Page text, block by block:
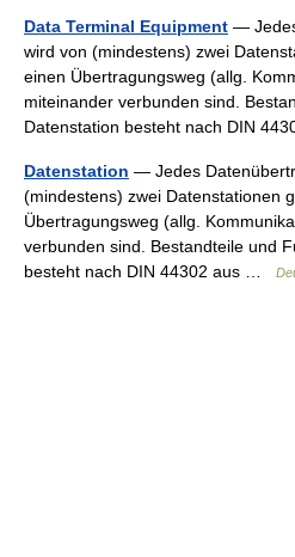
Data Terminal Equipment —
wird von (mindestens) zwei
einen Übertragungsweg (allg.
miteinander verbunden sind.
Datenstation besteht nach DIN
Datenstation — Jedes
(mindestens) zwei Datenstationen
Übertragungsweg (allg.
verbunden sind. Bestandteile und
besteht nach DIN 44302 aus …